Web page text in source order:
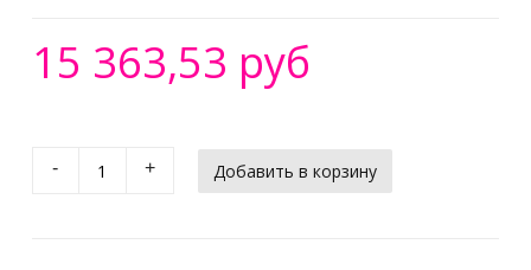
15 363,53 руб
- +